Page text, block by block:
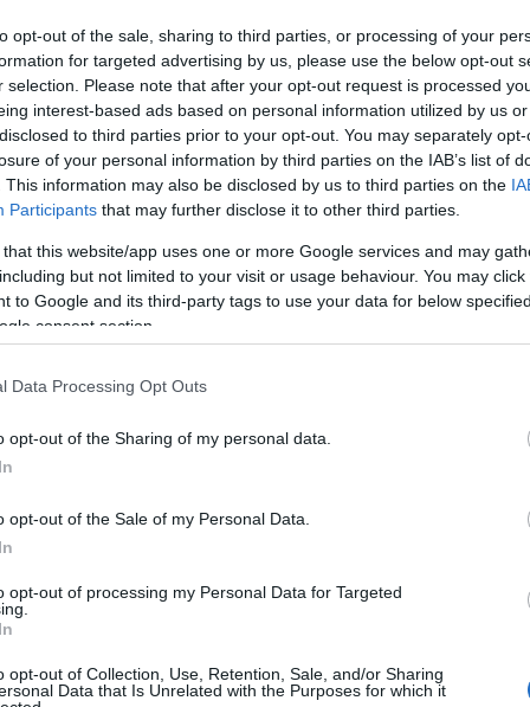
opt-out of the sale, sharing to third parties, or processing of your
for targeted advertising by us, please use the below opt-out
selection. Please note that after your opt-out request is processed
interest-based ads based on personal information utilized by us
to third parties prior to your opt-out. You may separately
of your personal information by third parties on the IAB’s list of
This information may also be disclosed by us to third parties on the
Participants that may further disclose it to other third parties.
that this website/app uses one or more Google services and may
but not limited to your visit or usage behaviour. You may
to Google and its third-party tags to use your data for below
consent section.
Data Processing Opt Outs
opt-out of the Sharing of my personal data.
opt-out of the Sale of my Personal Data.
opt-out of processing my Personal Data for Targeted
opt-out of Collection, Use, Retention, Sale, and/or Sharing
Data that Is Unrelated with the Purposes for which it
elképzelés látott napvilágot az elmúlt
A haifa-i Technion egyetem egyik kutatócsoportja
Tetszik 0
Vállalkozásfejlesztési Közalapítvány
pénzügyek oktatás és tanulás
Izraelből (3. rész)
programokat szeretnénk ajánlani: 1. The
Landscape Amid COVID-19 Milyen rövid- és
(1)